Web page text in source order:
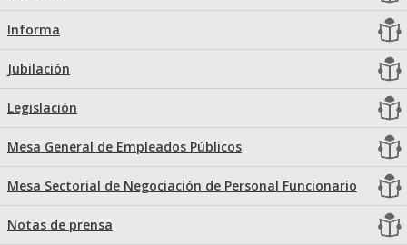
Informa
Jubilación
Legislación
Mesa General de Empleados Públicos
Mesa Sectorial de Negociación de Personal Funcionario
Notas de prensa